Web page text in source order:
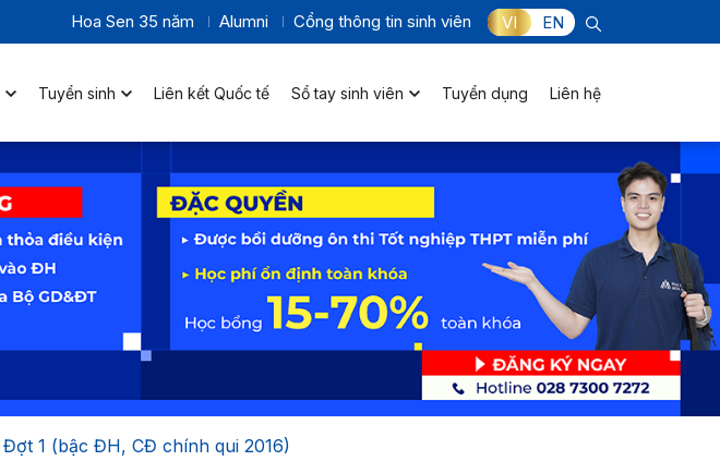
Hoa Sen 35 năm Alumni Cổng thông tin sinh viên VI EN
Tuyển sinh Liên kết Quốc tế Sổ tay sinh viên Tuyển dụng Liên hệ
1 (bậc ĐH, CĐ chính qui 2016)